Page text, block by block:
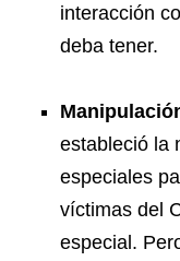
interacción
deba tener.
estableció la
especiales
víctimas del
especial.